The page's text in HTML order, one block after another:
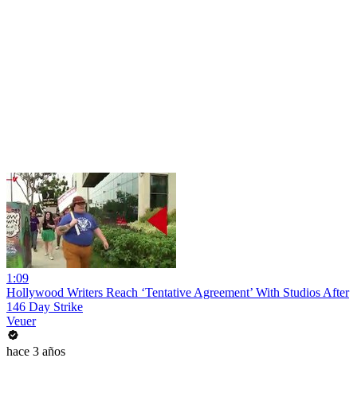
1:09
Hollywood Writers Reach ‘Tentative Agreement’ With Studios After
146 Day Strike
Veuer
hace 3 años